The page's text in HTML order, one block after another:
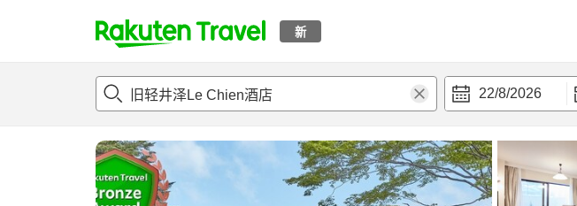
新
t
p
a
g
e
_
22/8/2026
概况 客房及住宿套餐 评论 设施